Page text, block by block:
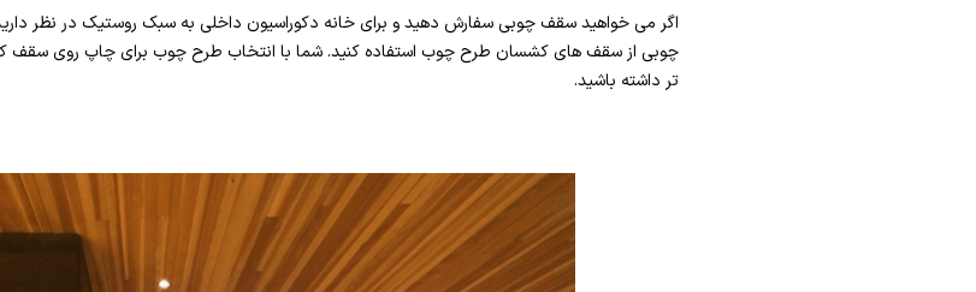
اگر می خواهید سقف چوبی سفارش دهید و برای خانه دکوراسیون داخلی به سبک روستیک در نظر
چوبی از سقف های کشسان طرح چوب استفاده کنید. شما با انتخاب طرح چوب برای چاپ روی سقف
تر داشته باشید.